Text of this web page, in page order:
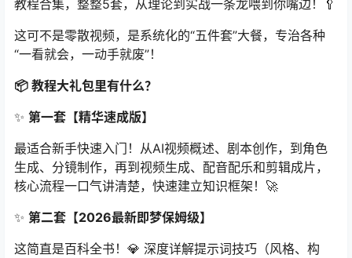
教程合集，整整5套，从理论到实战一条龙喂到你嘴边！🥄
这可不是零散视频，是系统化的“五件套”大餐，专治各种
“一看就会，一动手就废”！
📦 教程大礼包里有什么？
✨ 第一套【精华速成版】
最适合新手快速入门！从AI视频概述、剧本创作，到角色
生成、分镜制作，再到视频生成、配音配乐和剪辑成片，
核心流程一口气讲清楚，快速建立知识框架！🚀
✨ 第二套【2026最新即梦保姆级】
这简直是百科全书！💎 深度详解提示词技巧（风格、构